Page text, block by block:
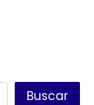
Buscar